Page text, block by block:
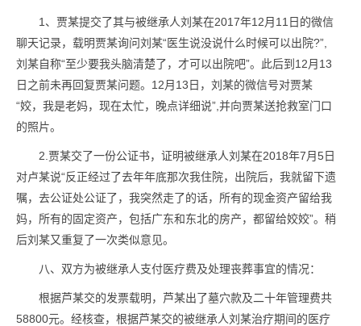
1、贾某提交了其与被继承人刘某在2017年12月11日的微信
聊天记录，载明贾某询问刘某“医生说没说什么时候可以出院?”,
刘某自称“至少要我头脑清楚了，才可以出院吧”。此后到12月13
日之前未再回复贾某问题。12月13日，刘某的微信号对贾某
“姣，我是老妈，现在太忙，晚点详细说”,并向贾某送抢救室门口
的照片。
2.贾某交了一份公证书，证明被继承人刘某在2018年7月5日
对卢某说“反正经过了去年年底那次我住院，出院后，我就留下遗
嘱，去公证处公证了，我突然走了的话，所有的现金资产留给我
妈，所有的固定资产，包括广东和东北的房产，都留给姣姣”。稍
后刘某又重复了一次类似意见。
八、双方为被继承人支付医疗费及处理丧葬事宜的情况：
根据芦某交的发票载明，芦某出了墓穴款及二十年管理费共
58800元。经核查，根据芦某交的被继承人刘某治疗期间的医疗